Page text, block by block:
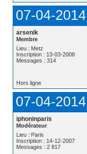
07-04-
arsenik
Membre
Lieu : Metz
Inscription : 13-03-2008
Messages : 314
Hors ligne
07-04-
iphoninparis
Modérateur
Lieu : Paris
Inscription : 14-12-2007
Messages : 2 817